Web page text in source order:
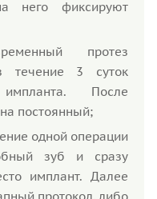
него фиксируют
протез
течение 3 суток
После
постоянный;
одной операции
зуб и сразу
имплант. Далее
протокол, либо